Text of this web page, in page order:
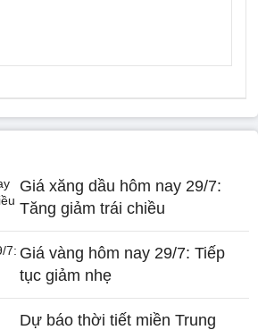
Giá xăng dầu hôm nay 29/7:
Tăng giảm trái chiều
Giá vàng hôm nay 29/7: Tiếp
tục giảm nhẹ
Dự báo thời tiết miền Trung